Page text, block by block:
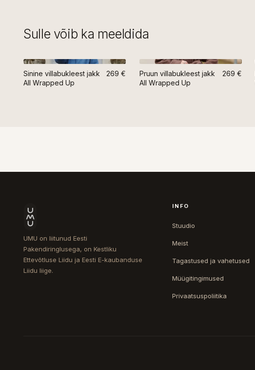
Sulle võib ka meeldida
Sinine villabukleest jakk
All Wrapped Up
269 €
Pruun villabukleest jakk
All Wrapped Up
269 €
UMU on liitunud Eesti
Pakendiringlusega, on Kestliku
Ettevõtluse Liidu ja Eesti E-kaubanduse
Liidu liige.
INFO
Stuudio
Meist
Tagastused ja vahetused
Müügitingimused
Privaatsuspoliitika